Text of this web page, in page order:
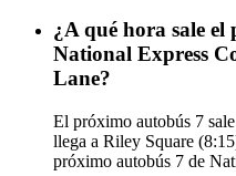
¿A qué hora sale
National Express
Lane?
El próximo autobús 7
llega a Riley Square
próximo autobús 7 de